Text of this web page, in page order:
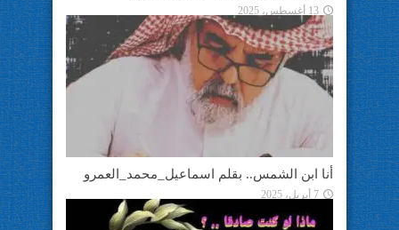
13 أغسطس، 2025
أنا ابن الشمس.. بقلم اسماعيل_محمد_العمرو
7 أبريل، 2025